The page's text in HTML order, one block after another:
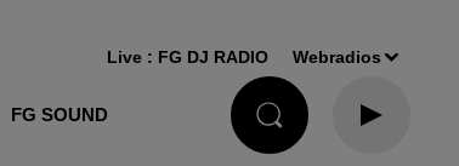
FG SOUND
Live : FG DJ RADIO Webradios